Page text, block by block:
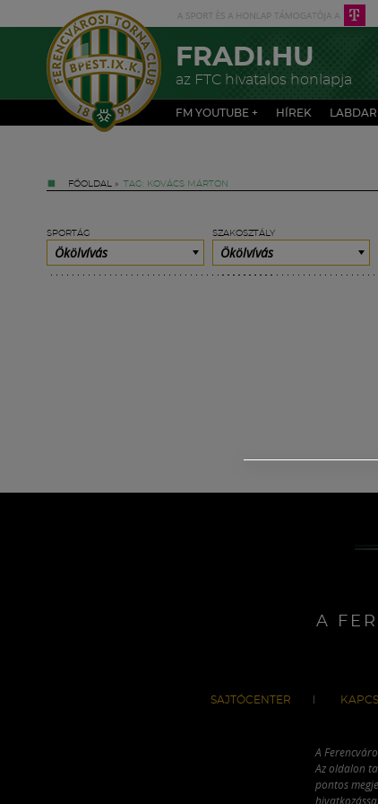
FRADI.HU
az FTC hivatalos honlapja
FM YOUTUBE + HÍREK
FŐOLDAL » TAG: KOVÁCS MÁRTON
SPORTÁG
Ökölvívás
SZAKOSZTÁLY
Ökölvívás
A
SAJTÓCENTER
A
Az oldalon
pontos